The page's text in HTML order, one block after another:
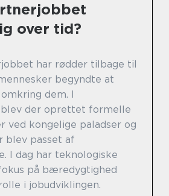
over tid?
har rødder tilbage til
begyndte at
dem. I
der oprettet formelle
ved kongelige paladser og
blev passet af
I dag har teknologiske
på bæredygtighed
i jobudviklingen.